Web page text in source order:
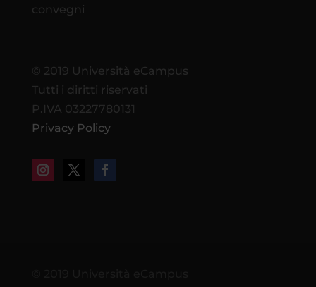
convegni
© 2019 Università eCampus
Tutti i diritti riservati
P.IVA 03227780131
Privacy Policy